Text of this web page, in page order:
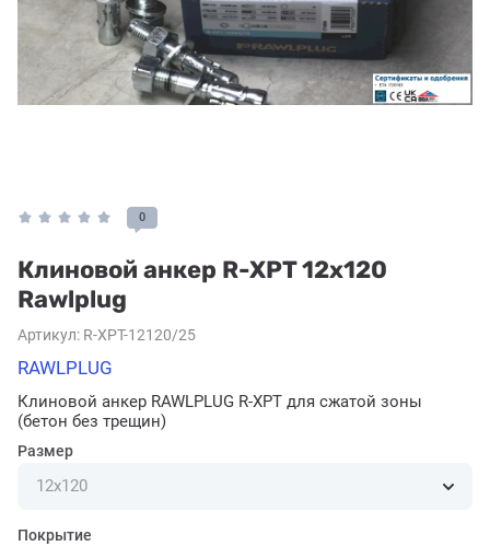
0
Клиновой анкер R-XPT 12x120
Rawlplug
Артикул: R-XPT-12120/25
RAWLPLUG
Клиновой анкер RAWLPLUG R-XPT для сжатой зоны
(бетон без трещин)
Размер
Покрытие